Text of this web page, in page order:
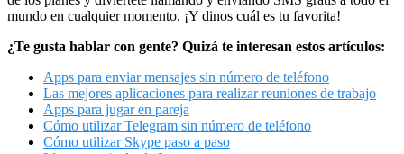
mundo en cualquier momento. ¡Y dinos cuál es tu favorita!
¿Te gusta hablar con gente? Quizá te interesan estos artículos:
Apps para enviar mensajes sin número de teléfono
Las mejores aplicaciones para realizar reuniones de trabajo
Apps para jugar en pareja
Cómo utilizar Telegram sin número de teléfono
Cómo utilizar Skype paso a paso